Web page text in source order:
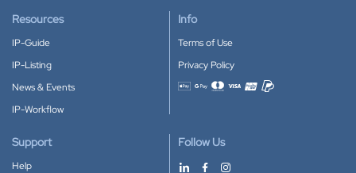
Resources
IP-Guide
IP-Listing
News & Events
IP-Workflow
Info
Terms of Use
Privacy Policy
Accepted payment methods
Support
Help
Follow Us